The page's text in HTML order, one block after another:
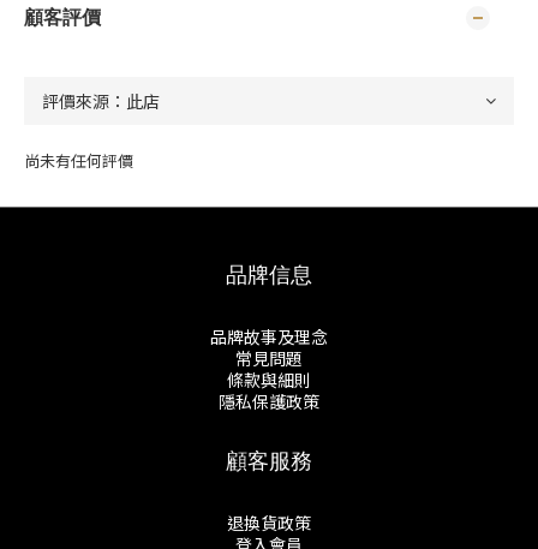
顧客評價
尚未有任何評價
品牌信息
品牌故事及理念
常見問題
條款與細則
隱私保護政策
顧客服務
退換貨政策
登入會員